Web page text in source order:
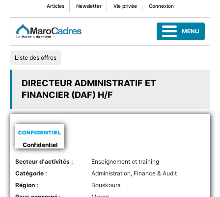
Articles Newsletter Vie privée Connexion
MENU
Liste des offres
DIRECTEUR ADMINISTRATIF ET
FINANCIER (DAF) H/F
Confidentiel
Secteur d'activités :
Enseignement et training
Catégorie :
Administration, Finance & Audit
Région :
Bouskoura